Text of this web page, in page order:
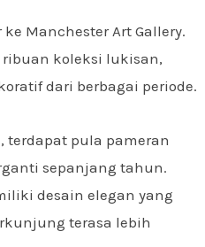
Manchester Art Gallery.
koleksi lukisan,
dari berbagai periode.
terdapat pula pameran
sepanjang tahun.
desain elegan yang
terasa lebih